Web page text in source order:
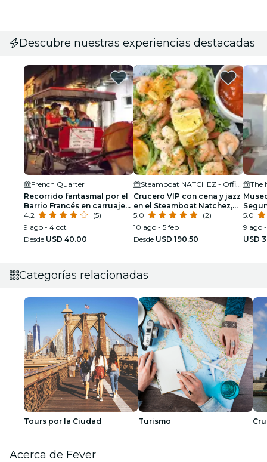
Descubre nuestras experiencias destacadas
French Quarter
Recorrido fantasmal por el
Barrio Francés en carruaje
tirado por mulas
4.2
(5)
9 ago - 4 oct
Desde USD 40.00
Crucero VIP con cena y jazz
en el Steamboat Natchez,
con visita privada y barra
libre opcional.
5.0
(2)
10 ago - 5 feb
Desde USD 190.50
The
5.0
9 ago
USD
Categorías relacionadas
Tours por la Ciudad Turismo
Acerca de Fever